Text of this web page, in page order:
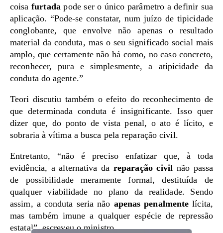
coisafurtadapode ser o único parâmetro a definir sua
aplicação. “Pode-se constatar, num juízo de tipicidade
conglobante, que envolve não apenas o resultado
material da conduta, mas o seu significado social mais
amplo, que certamente não há como, no caso concreto,
reconhecer, pura e simplesmente, a atipicidade da
conduta do agente.”
Teori discutiu também o efeito do reconhecimento de
que determinada conduta é insignificante. Isso quer
dizer que, do ponto de vista penal, o ato é lícito, e
sobraria à vítima a busca pela reparação civil.
Entretanto, “não é preciso enfatizar que, à toda
evidência, a alternativa da reparação civilnão passa
de possibilidade meramente formal, destituída de
qualquer viabilidade no plano da realidade. Sendo
assim, a conduta seria não apenas penalmente lícita,
mas também imune a qualquer espécie de repressão
estatal”, escreveu o ministro.